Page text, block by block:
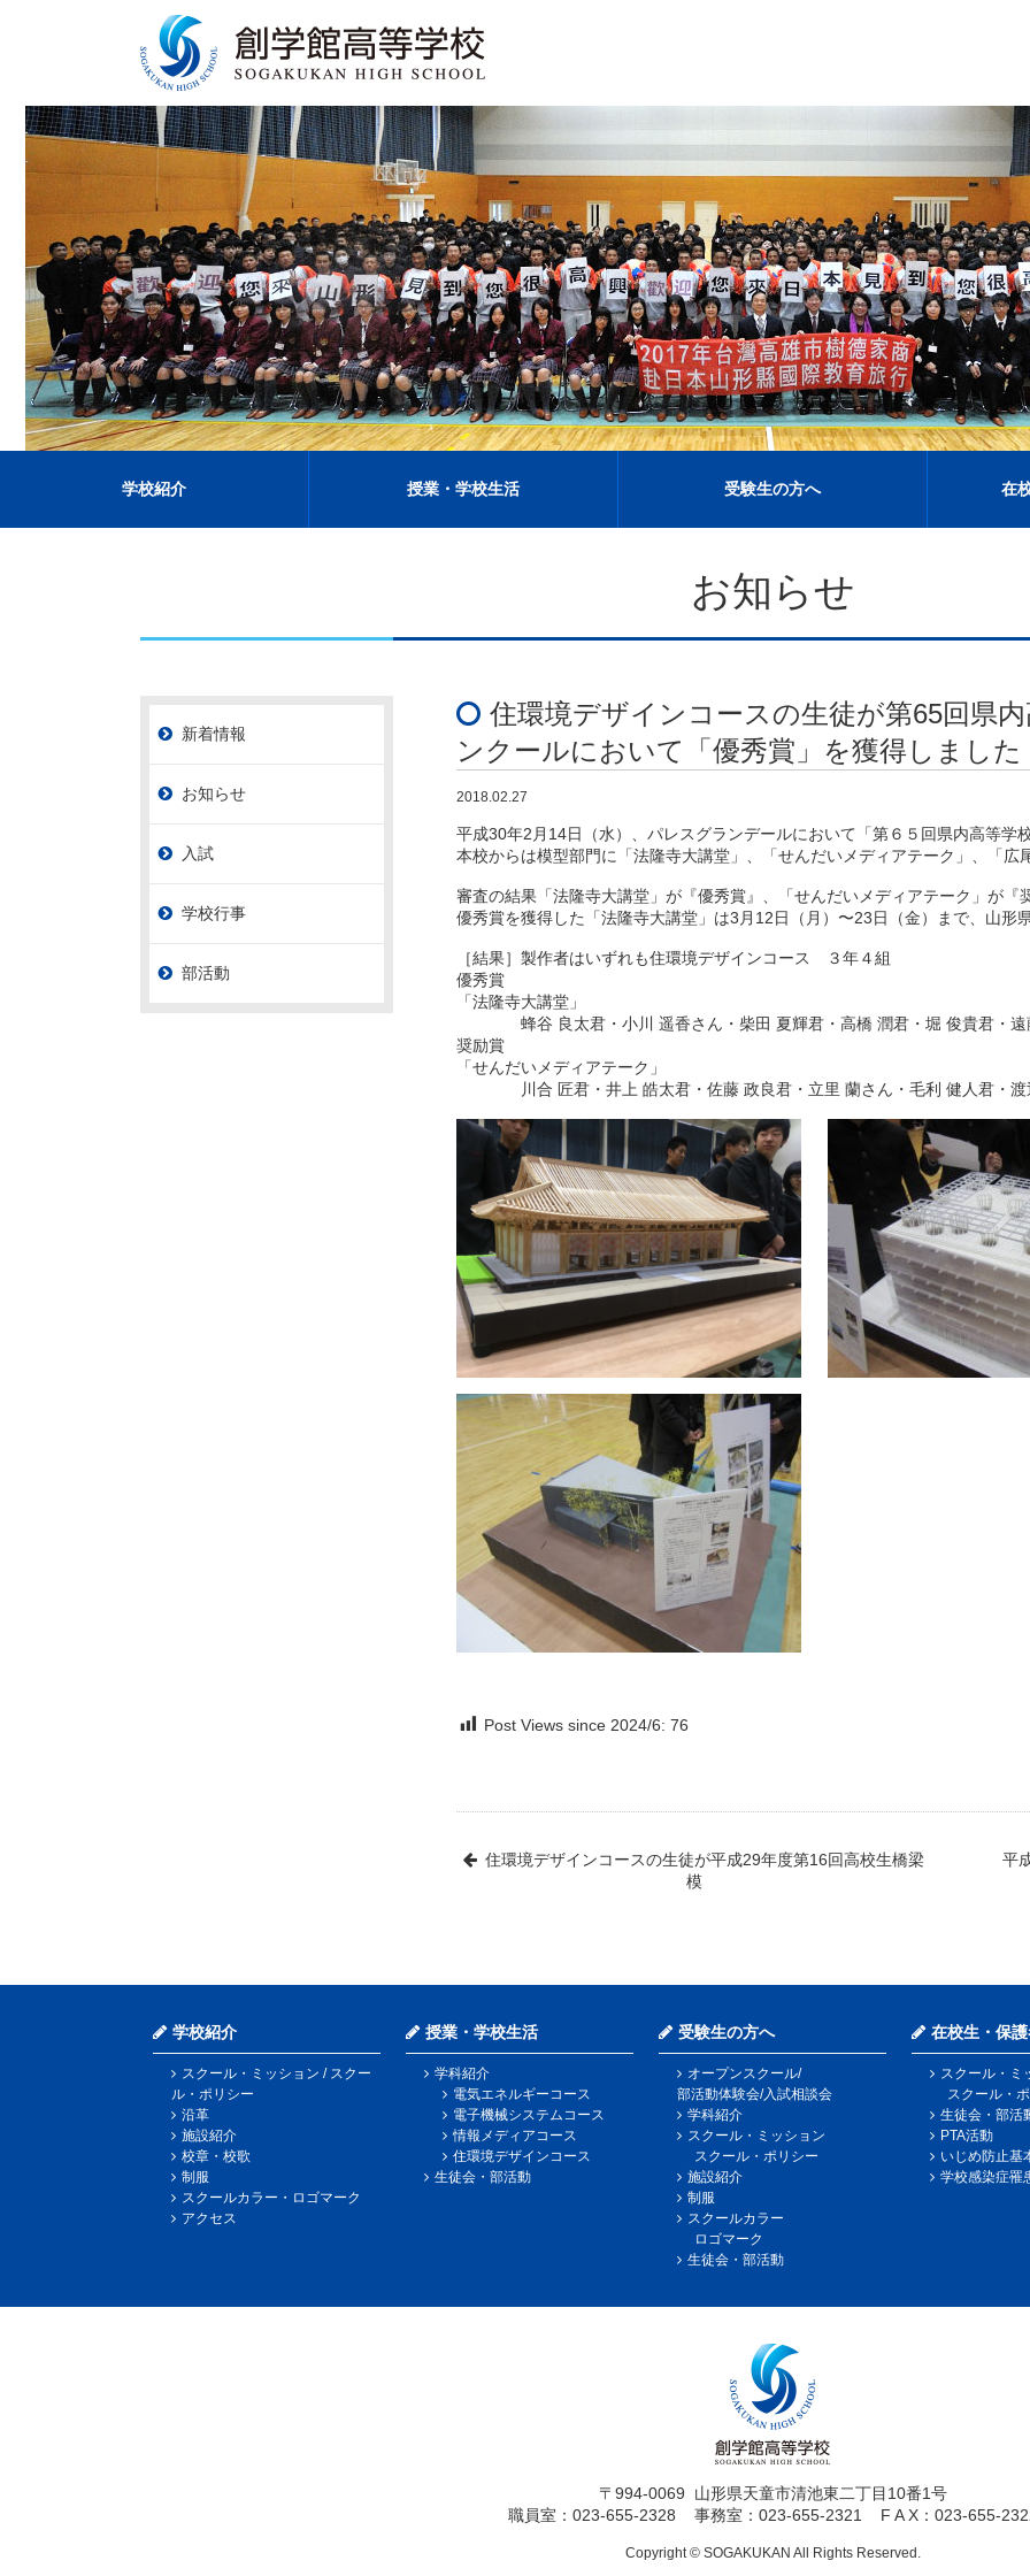
学校紹介 授業・学校生活 受験生の方へ 在
お知らせ
新着情報
お知らせ
入試
学校行事
部活動
住環境デザインコースの生徒が第65回県
ンクールにおいて「優秀賞」を獲得しました
2018.02.27
平成30年2月14日（水）、パレスグランデールにおいて「第６５回県内高等学
本校からは模型部門に「法隆寺大講堂」、「せんだいメディアテーク」、「広
審査の結果「法隆寺大講堂」が『優秀賞』、「せんだいメディアテーク」が『
優秀賞を獲得した「法隆寺大講堂」は3月12日（月）〜23日（金）まで、山形
［結果］製作者はいずれも住環境デザインコース ３年４組
優秀賞
「法隆寺大講堂」
蜂谷 良太君・小川 遥香さん・柴田 夏輝︎君・高橋 潤︎君・堀 俊貴︎君・遠
奨励賞
「せんだいメディアテーク」
川合 匠︎君・井上 皓太君・佐藤 政良︎君・立里 蘭︎さん・毛利 健人君・渡
Post Views since 2024/6: 76
住環境デザインコースの生徒が平成29年度第16回高校生橋梁
模
平
学校紹介
スクール・ミッション / スクー
ル・ポリシー
沿革
施設紹介
校章・校歌
制服
スクールカラー・ロゴマーク
アクセス
授業・学校生活
学科紹介
電気エネルギーコース
電子機械システムコース
情報メディアコース
住環境デザインコース
生徒会・部活動
受験生の方へ
オープンスクール/
部活動体験会/入試相談会
学科紹介
スクール・ミッション
スクール・ポリシー
施設紹介
制服
スクールカラー
ロゴマーク
生徒会・部活動
在校生・保
スクール・ミ
スクール・
生徒会・部活
PTA活動
いじめ防止基
学校感染症罹
〒994-0069
山形県天童市清池東二丁目10番1号
職員室：023-655-2328
事務室：023-655-2321 F A X：023-655-
Copyright © SOGAKUKAN All Rights Reserved.